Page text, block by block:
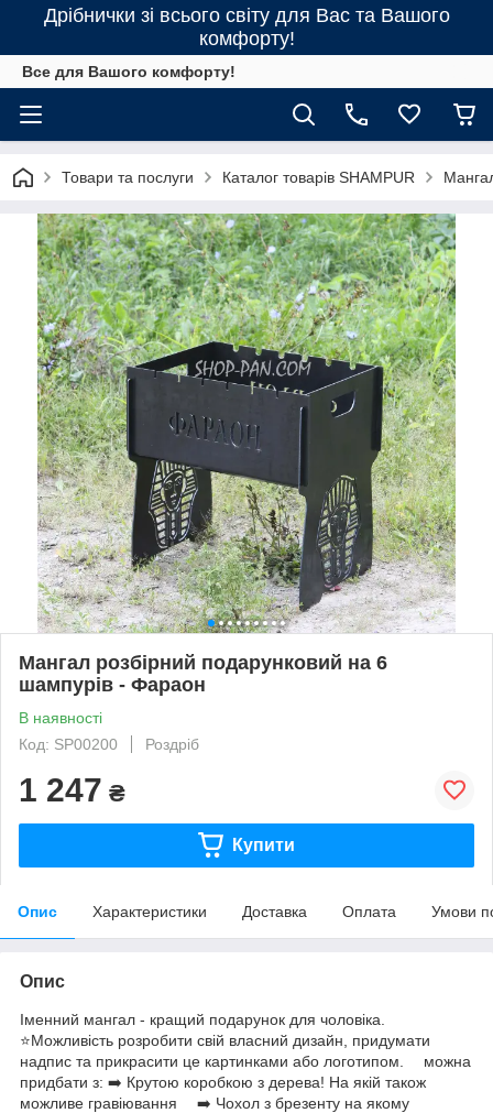
Дрібнички зі всього світу для Вас та Вашого
комфорту!
Все для Вашого комфорту!
Товари та послуги Каталог товарів SHAMPUR
Мангал розбірний подарунковий на 6
шампурів - Фараон
В наявності
Код: SP00200
Роздріб
1 247 ₴
Купити
Опис Характеристики Доставка Оплата Умови
Опис
Іменний мангал - кращий подарунок для чоловіка.
⭐️Можливість розробити свій власний дизайн, придумати
надпис та прикрасити це картинками або логотипом. ⠀ можна
придбати з: ➡️ Крутою коробкою з дерева! На якій також
можливе гравіювання ⠀ ➡️ Чохол з брезенту на якому